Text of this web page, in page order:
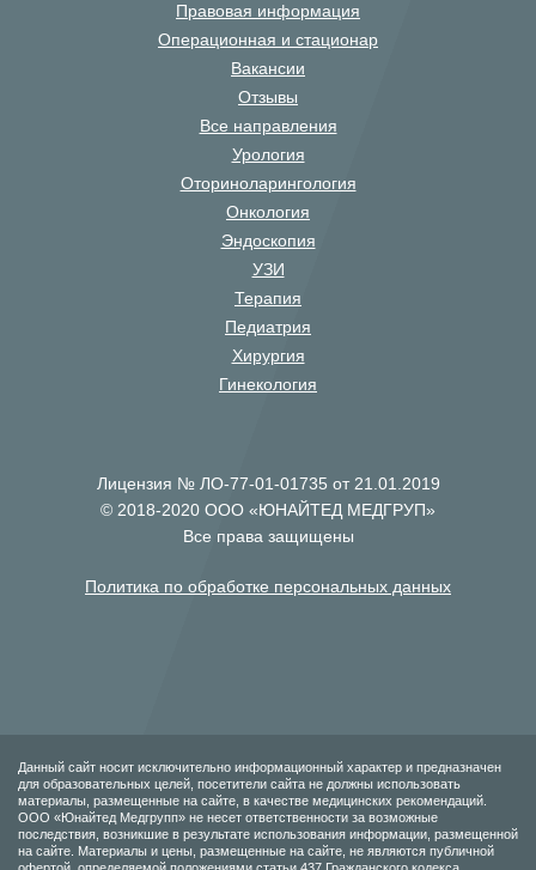
Правовая информация
Операционная и стационар
Вакансии
Отзывы
Все направления
Урология
Оториноларингология
Онкология
Эндоскопия
УЗИ
Терапия
Педиатрия
Хирургия
Гинекология
Лицензия № ЛО-77-01-01735 от 21.01.2019
© 2018-2020 ООО «ЮНАЙТЕД МЕДГРУП»
Все права защищены
Политика по обработке персональных данных
Данный сайт носит исключительно информационный характер и предназначен
для образовательных целей, посетители сайта не должны использовать
материалы, размещенные на сайте, в качестве медицинских рекомендаций.
ООО «Юнайтед Медгрупп» не несет ответственности за возможные
последствия, возникшие в результате использования информации, размещенной
на сайте. Материалы и цены, размещенные на сайте, не являются публичной